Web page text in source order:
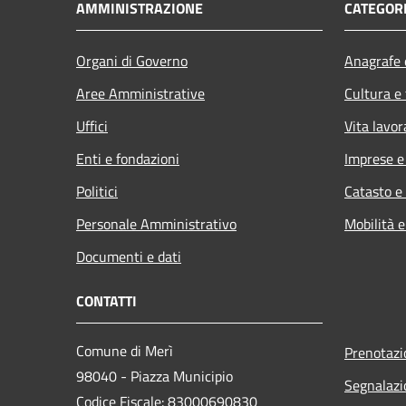
AMMINISTRAZIONE
Organi di Governo
Aree Amministrative
Uffici
Enti e fondazioni
Politici
Personale Amministrativo
Documenti e dati
Cultura
Vita
Imprese
Catasto
Mobilità
CONTATTI
Comune di Merì
98040 - Piazza Municipio
Codice Fiscale: 83000690830